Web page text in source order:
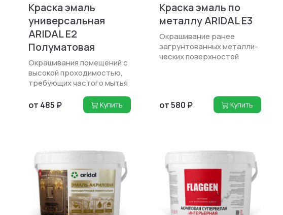
Краска эмаль
универсальная
ARIDAL E2
Полуматовая
Окрашивания помещений с
высокой проходимо­стью,
требующих частого мытья
от 485 ₽ Купить
Краска эмаль по
металлу ARIDAL E3
Окрашивание ранее
загрунтованных металли­
ческих поверхностей
от 580 ₽ Купить